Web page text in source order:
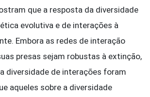
que a resposta da diversidade
evolutiva e de interações à
Embora as redes de interação
presas sejam robustas à extinção,
diversidade de interações foram
aqueles sobre a diversidade